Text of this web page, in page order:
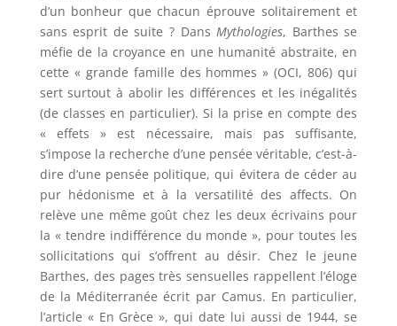
d’un bonheur que chacun éprouve solitairement et
sans esprit de suite ? DansMythologies, Barthes se
méfie de la croyance en une humanité abstraite, en
cette « grande famille des hommes » (OCI, 806) qui
sert surtout à abolir les différences et les inégalités
(de classes en particulier). Si la prise en compte des
« effets » est nécessaire, mais pas suffisante,
s’impose la recherche d’une pensée véritable, c’est-à-
dire d’une pensée politique, qui évitera de céder au
pur hédonisme et à la versatilité des affects. On
relève une même goût chez les deux écrivains pour
la « tendre indifférence du monde », pour toutes les
sollicitations qui s’offrent au désir. Chez le jeune
Barthes, des pages très sensuelles rappellent l’éloge
de la Méditerranée écrit par Camus. En particulier,
l’article « En Grèce », qui date lui aussi de 1944, se